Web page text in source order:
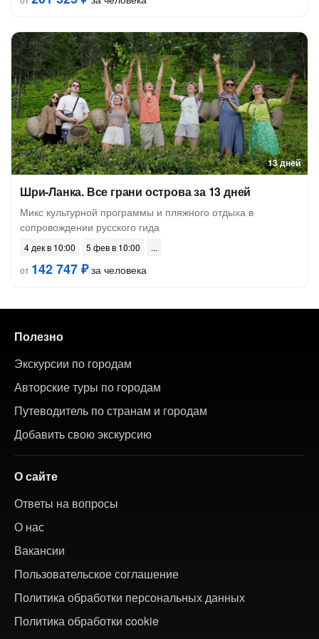
13 дней
Шри-Ланка. Все грани острова за 13 дней
Микс культурной программы и пляжного отдыха в
сопровождении русского гида
4 дек в 10:00
5 фев в 10:00
от 142 747 ₽за человека
Полезно
Экскурсии по городам
Авторские туры по городам
Путеводитель по странам и городам
Добавить свою экскурсию
О сайте
Ответы на вопросы
О нас
Вакансии
Пользовательское соглашение
Политика обработки персональных данных
Политика обработки cookie